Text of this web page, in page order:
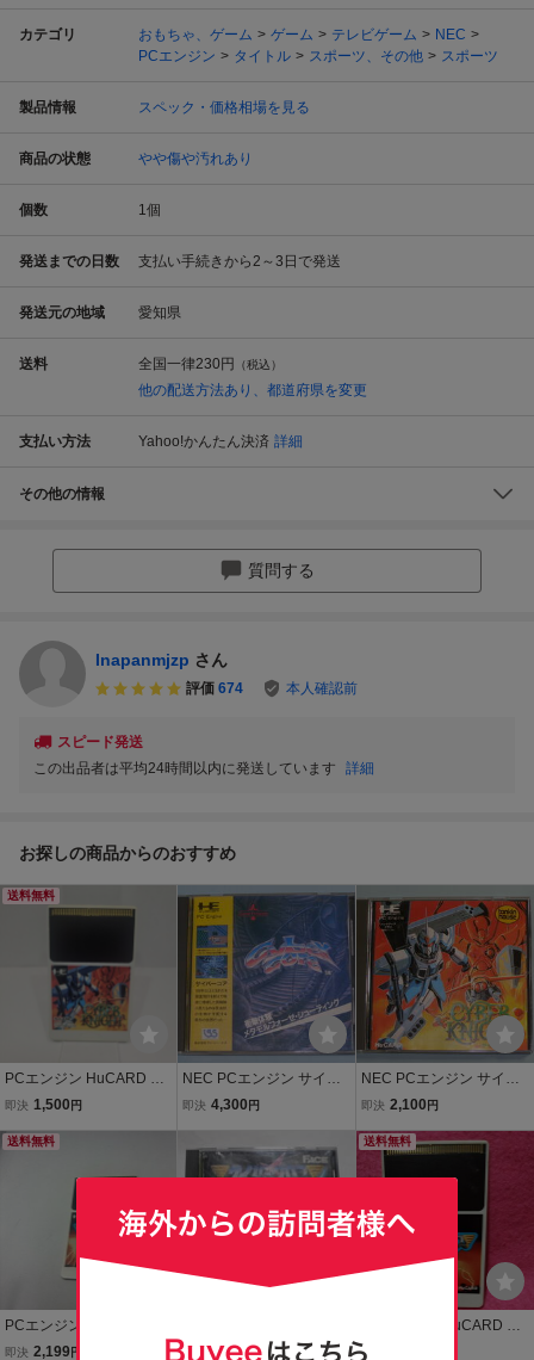
カテゴリ おもちゃ、ゲーム ゲーム テレビゲーム
NEC
PCエンジン
タイトル スポーツ、その他 スポーツ
製品情報 スペック・価格相場を見る
商品の状態 やや傷や汚れあり
個数 1個
発送までの日数 支払い手続きから2～3日で発送
発送元の地域 愛知県
送料 全国一律230円 （税込）
他の配送方法あり、都道府県を変更
支払い方法 Yahoo!かんたん決済 詳細
その他の情報
質問する
Inapanmjzp さん
評価 674 本人確認前
スピード発送
この出品者は平均24時間以内に発送しています
詳細
お探しの商品からのおすすめ
送料無料
PCエンジン HuCARD サ
イバーナイト CYBER KNI
即決 1,500 円
NEC PCエンジン サイバ
ーコア CYBER CORE
即決 4,300 円
NEC PCエンジン サイバ
ーナイト CYBER KNIGHT
即決 2,100 円
送料無料
PCエンジン HuCARD サ
イバークロス CYBER CR
即決 2,199 円
サイバークロス CYBER
現在 2,000円
送料無料
PCエンジン HuCARD サ
イバークロス CYBER CR
即決